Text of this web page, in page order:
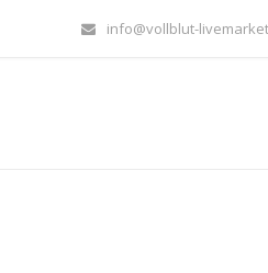
info@vollblut-